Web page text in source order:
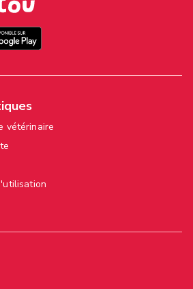
vétérinaire